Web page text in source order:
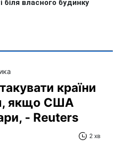
країни
якщо США
- Reuters
2 хв